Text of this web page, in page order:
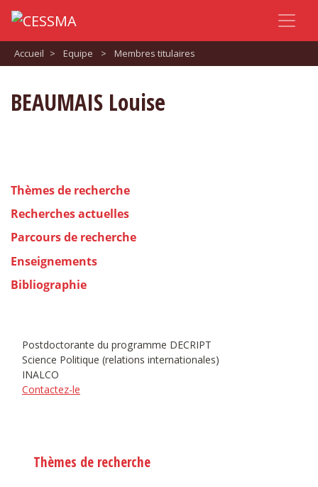
Accueil > Equipe > Membres titulaires
BEAUMAIS Louise
Thèmes de recherche
Recherches actuelles
Parcours de recherche
Enseignements
Bibliographie
Postdoctorante du programme DECRIPT
Science Politique (relations internationales)
INALCO
Contactez-le
Thèmes de recherche